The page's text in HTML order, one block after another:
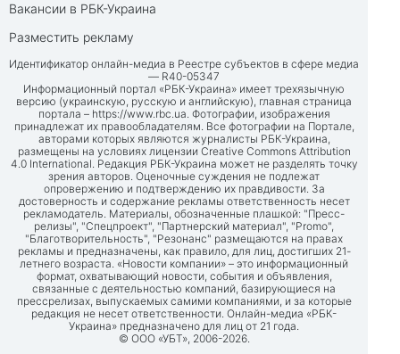
Вакансии в РБК-Украина
Разместить рекламу
Идентификатор онлайн-медиа в Реестре субъектов в сфере медиа
— R40-05347
Информационный портал «РБК-Украина» имеет трехязычную
версию (украинскую, русскую и английскую), главная страница
портала – https://www.rbc.ua. Фотографии, изображения
принадлежат их правообладателям. Все фотографии на Портале,
авторами которых являются журналисты РБК-Украина,
размещены на условиях лицензии Creative Commons Attribution
4.0 International. Редакция РБК-Украина может не разделять точку
зрения авторов. Оценочные суждения не подлежат
опровержению и подтверждению их правдивости. За
достоверность и содержание рекламы ответственность несет
рекламодатель. Материалы, обозначенные плашкой: "Пресс-
релизы", "Спецпроект", "Партнерский материал", "Promo",
"Благотворительность", "Резонанс" размещаются на правах
рекламы и предназначены, как правило, для лиц, достигших 21-
летнего возраста. «Новости компании» – это информационный
формат, охватывающий новости, события и объявления,
связанные с деятельностью компаний, базирующиеся на
прессрелизах, выпускаемых самими компаниями, и за которые
редакция не несет ответственности. Онлайн-медиа «РБК-
Украина» предназначено для лиц от 21 года.
© ООО «УБТ», 2006-2026.